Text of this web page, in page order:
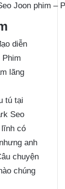
Joon phim –
diễn
Phim
lãng
tú tại
Seo
lĩnh có
anh
chuyện
chúng